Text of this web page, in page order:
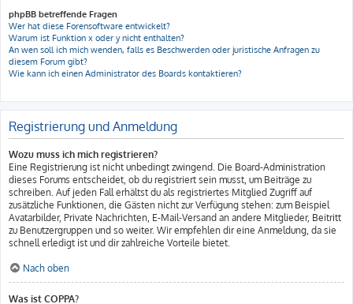
phpBB betreffende Fragen
Wer hat diese Forensoftware entwickelt?
Warum ist Funktion x oder y nicht enthalten?
An wen soll ich mich wenden, falls es Beschwerden oder juristische Anfragen zu
diesem Forum gibt?
Wie kann ich einen Administrator des Boards kontaktieren?
Registrierung und Anmeldung
Wozu muss ich mich registrieren?
Eine Registrierung ist nicht unbedingt zwingend. Die Board-Administration
dieses Forums entscheidet, ob du registriert sein musst, um Beiträge zu
schreiben. Auf jeden Fall erhältst du als registriertes Mitglied Zugriff auf
zusätzliche Funktionen, die Gästen nicht zur Verfügung stehen: zum Beispiel
Avatarbilder, Private Nachrichten, E-Mail-Versand an andere Mitglieder, Beitritt
zu Benutzergruppen und so weiter. Wir empfehlen dir eine Anmeldung, da sie
schnell erledigt ist und dir zahlreiche Vorteile bietet.
Nach oben
Was ist COPPA?